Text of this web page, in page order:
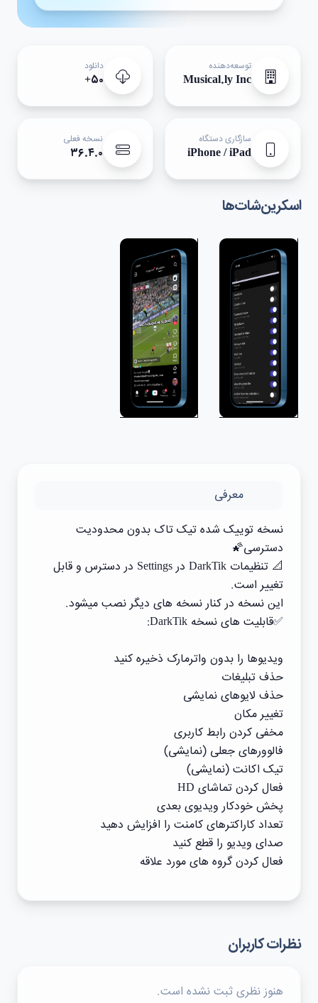
توسعه‌دهنده
Musical.ly Inc
دانلود
۵۰+
سازگاری دستگاه
iPhone / iPad
نسخه فعلی
۳۶.۴.۰
اسکرین‌شات‌ها
معرفی
نسخه توییک شده تیک تاک بدون محدودیت
دسترسی🌠
📐 تنظیمات DarkTik در Settings در دسترس و قابل
تغییر است.
این نسخه در کنار نسخه های دیگر نصب میشود.
✅قابلیت های نسخه DarkTik:
ویدیوها را بدون واترمارک ذخیره کنید
حذف تبلیغات
حذف لایوهای نمایشی
تغییر مکان
مخفی کردن رابط کاربری
فالوورهای جعلی (نمایشی)
تیک اکانت (نمایشی)
فعال کردن تماشای HD
پخش خودکار ویدیوی بعدی
تعداد کاراکترهای کامنت را افزایش دهید
صدای ویدیو را قطع کنید
فعال کردن گروه های مورد علاقه
نظرات کاربران
هنوز نظری ثبت نشده است.